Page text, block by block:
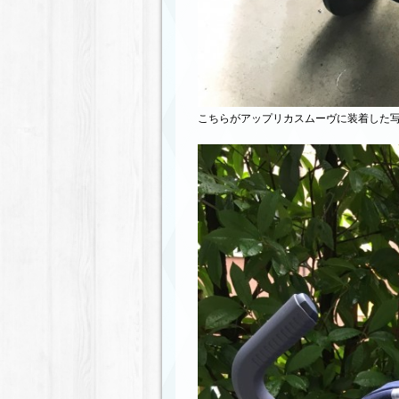
こちらがアップリカスムーヴに装着した